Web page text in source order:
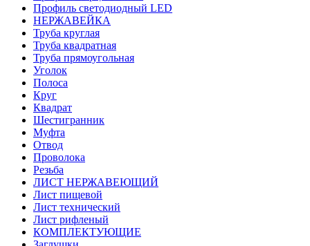
Профиль светодиодный LED
НЕРЖАВЕЙКА
Труба круглая
Труба квадратная
Труба прямоугольная
Уголок
Полоса
Круг
Квадрат
Шестигранник
Муфта
Отвод
Проволока
Резьба
ЛИСТ НЕРЖАВЕЮЩИЙ
Лист пищевой
Лист технический
Лист рифленый
КОМПЛЕКТУЮЩИЕ